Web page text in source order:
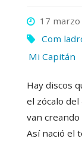
17 marzo
Com
Mi Capitán
Hay discos
el zócalo
van
Así nació el